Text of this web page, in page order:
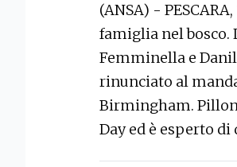
(ANSA) -
famiglia nel bosco.
Femminella e
rinunciato al
Birmingham.
Day ed è esperto